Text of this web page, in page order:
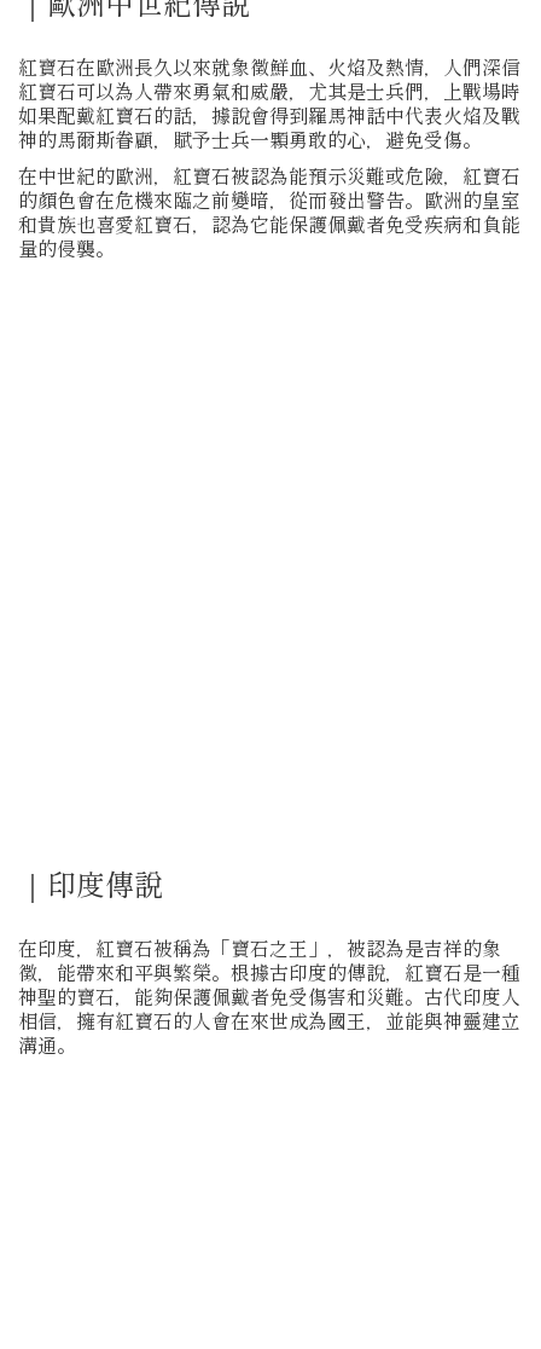
紅寶石在歐洲長久以來就象徵鮮血、火焰及熱情，人們深信
紅寶石可以為人帶來勇氣和威嚴，尤其是士兵們，上戰場時
如果配戴紅寶石的話，據說會得到羅馬神話中代表火焰及戰
神的馬爾斯眷顧，賦予士兵一顆勇敢的心，避免受傷。
在中世紀的歐洲，紅寶石被認為能預示災難或危險，紅寶石
的顏色會在危機來臨之前變暗，從而發出警告。歐洲的皇室
和貴族也喜愛紅寶石，認為它能保護佩戴者免受疾病和負能
量的侵襲。
｜印度傳說
在印度，紅寶石被稱為「寶石之王」，被認為是吉祥的象
徵，能帶來和平與繁榮。根據古印度的傳說，紅寶石是一種
神聖的寶石，能夠保護佩戴者免受傷害和災難。古代印度人
相信，擁有紅寶石的人會在來世成為國王，並能與神靈建立
溝通。